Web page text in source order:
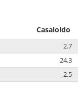
Casaloldo
2.7
24.3
2.5